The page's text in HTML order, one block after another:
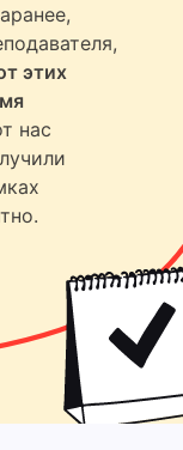
этих
нас